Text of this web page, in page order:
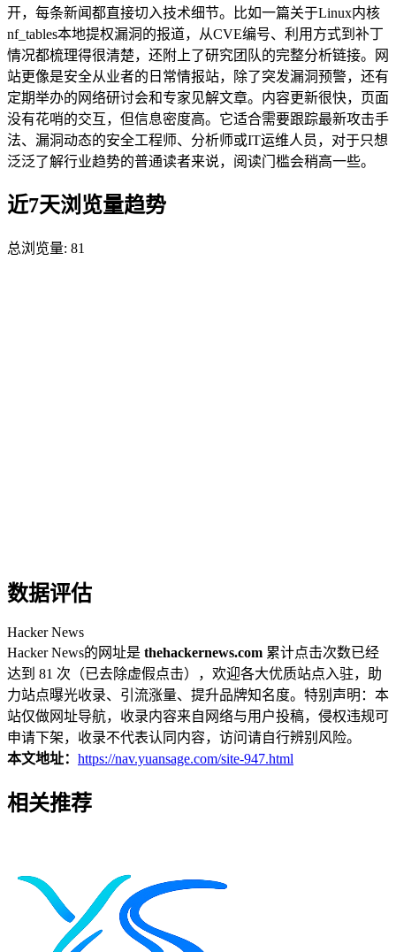
开，每条新闻都直接切入技术细节。比如一篇关于Linux内核
nf_tables本地提权漏洞的报道，从CVE编号、利用方式到补丁
情况都梳理得很清楚，还附上了研究团队的完整分析链接。网
站更像是安全从业者的日常情报站，除了突发漏洞预警，还有
定期举办的网络研讨会和专家见解文章。内容更新很快，页面
没有花哨的交互，但信息密度高。它适合需要跟踪最新攻击手
法、漏洞动态的安全工程师、分析师或IT运维人员，对于只想
泛泛了解行业趋势的普通读者来说，阅读门槛会稍高一些。
近7天浏览量趋势
总浏览量: 81
数据评估
Hacker News
Hacker News的网址是 thehackernews.com 累计点击次数已经
达到 81 次（已去除虚假点击），欢迎各大优质站点入驻，助
力站点曝光收录、引流涨量、提升品牌知名度。特别声明：本
站仅做网址导航，收录内容来自网络与用户投稿，侵权违规可
申请下架，收录不代表认同内容，访问请自行辨别风险。
本文地址： https://nav.yuansage.com/site-947.html
相关推荐